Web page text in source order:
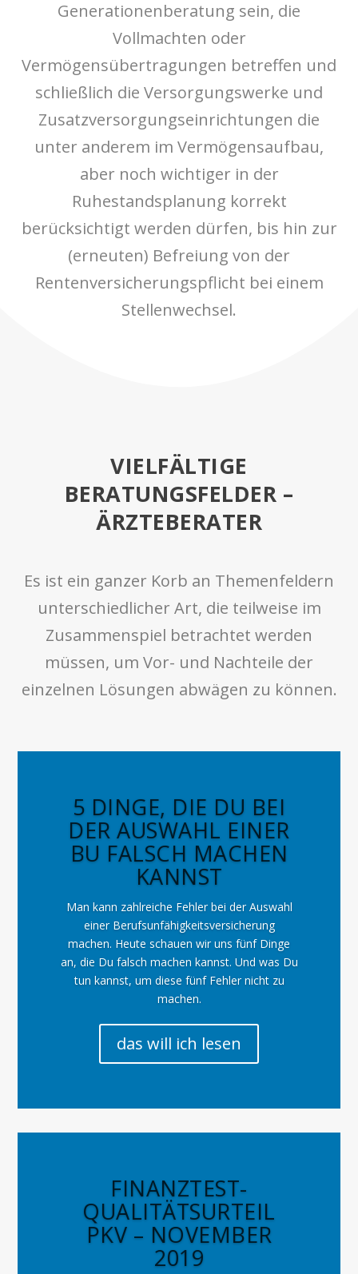
Generationenberatung sein, die
Vollmachten oder
Vermögensübertragungen betreffen und
schließlich die Versorgungswerke und
Zusatzversorgungseinrichtungen die
unter anderem im Vermögensaufbau,
aber noch wichtiger in der
Ruhestandsplanung korrekt
berücksichtigt werden dürfen, bis hin zur
(erneuten) Befreiung von der
Rentenversicherungspflicht bei einem
Stellenwechsel.
VIELFÄLTIGE
BERATUNGSFELDER –
ÄRZTEBERATER
Es ist ein ganzer Korb an Themenfeldern
unterschiedlicher Art, die teilweise im
Zusammenspiel betrachtet werden
müssen, um Vor- und Nachteile der
einzelnen Lösungen abwägen zu können.
5 DINGE, DIE DU BEI
DER AUSWAHL EINER
BU FALSCH MACHEN
KANNST
Man kann zahlreiche Fehler bei der Auswahl
einer Berufsunfähigkeitsversicherung
machen. Heute schauen wir uns fünf Dinge
an, die Du falsch machen kannst. Und was Du
tun kannst, um diese fünf Fehler nicht zu
machen.
das will ich lesen
FINANZTEST-
QUALITÄTSURTEIL
PKV – NOVEMBER
2019